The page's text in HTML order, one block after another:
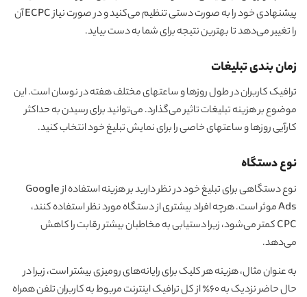
پیشنهادی خود را به صورت دستی تنظیم می‌کنید و در صورت نیاز ECPC آن
را تغییر می‌دهد تا بهترین نتیجه برای شما به دست بیاید.
زمان بندی تبلیغات
ترافیک کاربران در طول روزها و ساعتهای مختلف هفته در نوسان است. این
موضوع بر هزینه تبلیغات تاثیر می‌گذارد. می‌توانید برای رسیدن به حداکثر
کارآیی روزها و ساعتهای خاصی را برای نمایش تبلیغ خود انتخاب کنید.
نوع دستگاه
نوع دستگاهی برای تبلیغ خود در نظر دارید بر هزینه استفاده از Google
Ads موثر است. هرچه افراد بیشتری از دستگاه مورد نظر استفاده کنند،
CPC کمتر می‌شود، زیرا دستیابی به مخاطبان بیشتر رقابت را کاهش
می‌دهد.
به عنوان مثال، هزینه هر کلیک برای رایانه‌های رومیزی بیشتر است، زیرا در
حال حاضر نزدیک به 60٪ از کل ترافیک اینترنت مربوط به کاربران تلفن همراه